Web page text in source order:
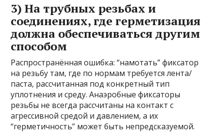
3) На трубных резьбах и
соединениях, где герметизация
должна обеспечиваться другим
способом
Распространённая ошибка: “намотать” фиксатор
на резьбу там, где по нормам требуется лента/
паста, рассчитанная под конкретный тип
уплотнения и среду. Анаэробные фиксаторы
резьбы не всегда рассчитаны на контакт с
агрессивной средой и давлением, а их
“герметичность” может быть непредсказуемой.